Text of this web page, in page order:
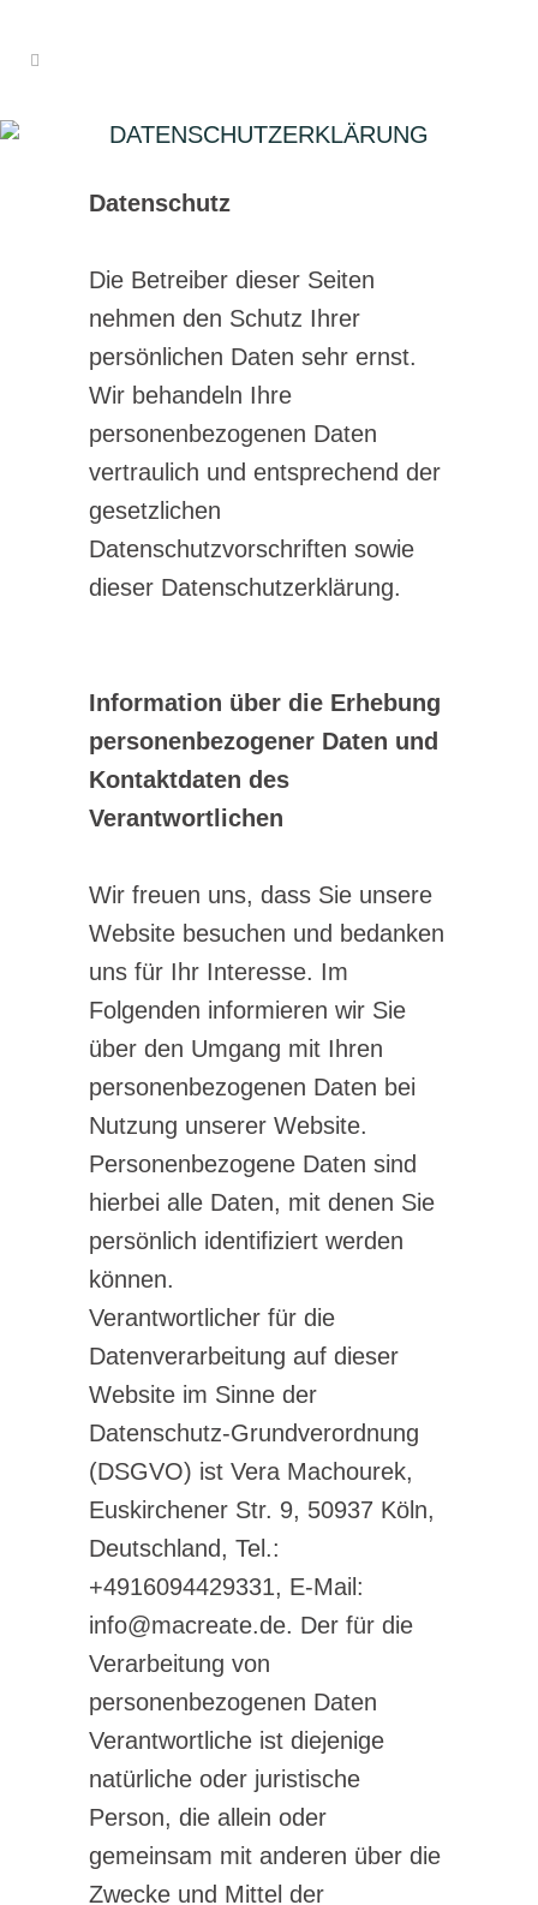
DATENSCHUTZERKLÄRUNG
Datenschutz
Die Betreiber dieser Seiten
nehmen den Schutz Ihrer
persönlichen Daten sehr ernst.
Wir behandeln Ihre
personenbezogenen Daten
vertraulich und entsprechend der
gesetzlichen
Datenschutzvorschriften sowie
dieser Datenschutzerklärung.
Information über die Erhebung
personenbezogener Daten und
Kontaktdaten des
Verantwortlichen
Wir freuen uns, dass Sie unsere
Website besuchen und bedanken
uns für Ihr Interesse. Im
Folgenden informieren wir Sie
über den Umgang mit Ihren
personenbezogenen Daten bei
Nutzung unserer Website.
Personenbezogene Daten sind
hierbei alle Daten, mit denen Sie
persönlich identifiziert werden
können.
Verantwortlicher für die
Datenverarbeitung auf dieser
Website im Sinne der
Datenschutz-Grundverordnung
(DSGVO) ist Vera Machourek,
Euskirchener Str. 9, 50937 Köln,
Deutschland, Tel.:
+4916094429331, E-Mail:
info@macreate.de. Der für die
Verarbeitung von
personenbezogenen Daten
Verantwortliche ist diejenige
natürliche oder juristische
Person, die allein oder
gemeinsam mit anderen über die
Zwecke und Mittel der